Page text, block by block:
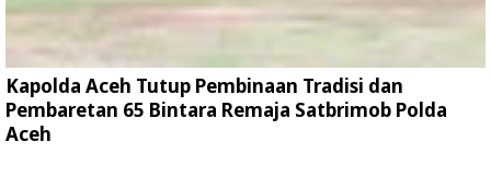
Kapolda Aceh Tutup Pembinaan Tradisi dan
Pembaretan 65 Bintara Remaja Satbrimob Polda
Aceh